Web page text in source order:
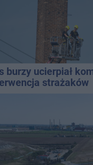
burzy ucierpiał
strażaków